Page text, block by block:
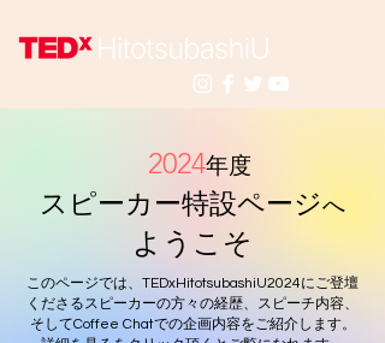
2024年度
スピーカー特設ページへ
ようこそ
このページでは、TEDxHitotsubashiU2024にご登壇
くださるスピーカーの方々の経歴、スピーチ内容、
そしてCoffee Chatでの企画内容をご紹介します。